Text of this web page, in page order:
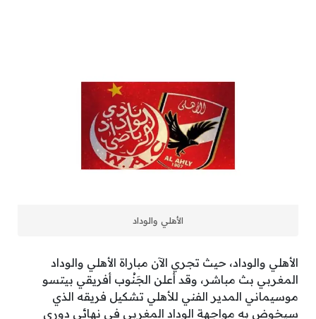
الأهلي والوداد
الأهلي والوداد، حيث تجري الآن مباراة الأهلي والوداد
المغربي بث مباشر، وقد أعلن الجَنُوب أفريقي بيتسو
موسيماني المدير الفني للأهلي تشكيل فريقه الذي
سيخوض به مواجهة الوداد المغربي في نهائي دوري